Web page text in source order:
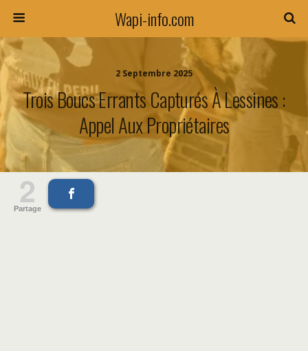
Wapi-info.com
2 Septembre 2025
Trois Boucs Errants Capturés À Lessines :
Appel Aux Propriétaires
2
Partage